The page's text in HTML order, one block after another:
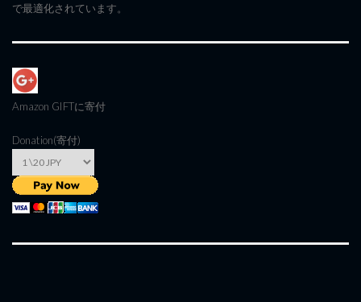
で最適化されています。
Amazon GIFTに寄付
Donation(寄付)